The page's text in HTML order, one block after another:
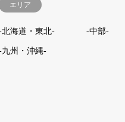
エリア
北海道・東北- -中部-
九州・沖縄-